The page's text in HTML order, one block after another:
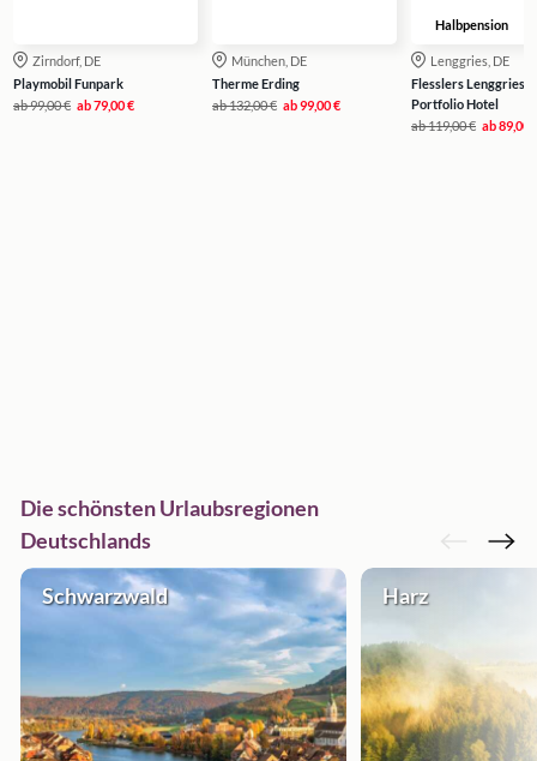
Zirndorf, DE
Playmobil Funpark
ab99,00 € ab79,00 €
München, DE
Therme Erding
ab132,00 € ab99,00 €
Halbpension
Lenggries, DE
Flesslers Lenggries,
Portfolio Hotel
ab119,00 € ab89,00
Die schönsten Urlaubsregionen
Deutschlands
Schwarzwald Harz